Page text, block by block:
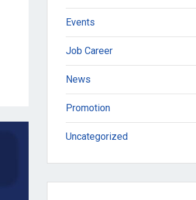
Events
Job Career
News
Promotion
Uncategorized